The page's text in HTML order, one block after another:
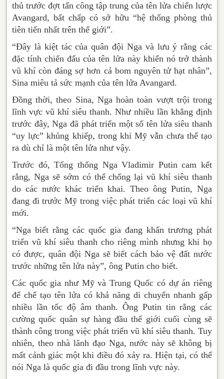
thủ trước đợt tấn công tập trung của tên lửa chiến lược
Avangard, bất chấp có sở hữu “hệ thống phòng thủ
tiên tiến nhất trên thế giới”.
“Đây là kiệt tác của quân đội Nga và lưu ý rằng các
đặc tính chiến đấu của tên lửa này khiến nó trở thành
vũ khí còn đáng sợ hơn cả bom nguyên tử hạt nhân”,
Sina miêu tả sức mạnh của tên lửa Avangard.
Đồng thời, theo Sina, Nga hoàn toàn vượt trội trong
lĩnh vực vũ khí siêu thanh. Như nhiều lần khẳng định
trước đây, Nga đã phát triển một số tên lửa siêu thanh
“uy lực” khủng khiếp, trong khi Mỹ vẫn chưa thể tạo
ra dù chỉ là một tên lửa như vậy.
Trước đó, Tổng thống Nga Vladimir Putin cam kết
rằng, Nga sẽ sớm có thể chống lại vũ khí siêu thanh
do các nước khác triển khai. Theo ông Putin, Nga
đang đi trước Mỹ trong việc phát triển các loại vũ khí
mới.
“Nga biết rằng các quốc gia đang khẩn trương phát
triển vũ khí siêu thanh cho riêng mình nhưng khi họ
có được, quân đội Nga sẽ biết cách bảo vệ đất nước
trước những tên lửa này”, ông Putin cho biết.
Các quốc gia như Mỹ và Trung Quốc có dự án riêng
để chế tạo tên lửa có khả năng di chuyển nhanh gấp
nhiều lần tốc độ âm thanh. Ông Putin tin rằng các
cường quốc quân sự hàng đầu thế giới cuối cùng sẽ
thành công trong việc phát triển vũ khí siêu thanh. Tuy
nhiên, theo nhà lãnh đạo Nga, nước này sẽ không bị
mất cảnh giác một khi điều đó xảy ra. Hiện tại, có thể
nói Nga là quốc gia đi đầu trong lĩnh vực này.